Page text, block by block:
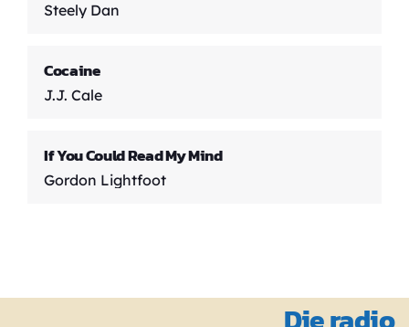
Steely Dan
Cocaine
J.J. Cale
If You Could Read My Mind
Gordon Lightfoot